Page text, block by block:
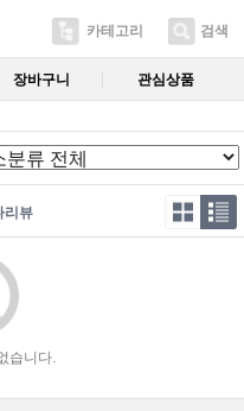
카테고리 검색
장바구니 관심상품
리뷰
습니다.